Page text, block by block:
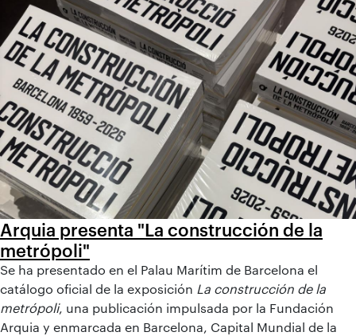
Arquia presenta "La construcción de la
metrópoli"
Se ha presentado en el Palau Marítim de Barcelona el
catálogo oficial de la exposición La construcción de la
metrópoli, una publicación impulsada por la Fundación
Arquia y enmarcada en Barcelona, Capital Mundial de la